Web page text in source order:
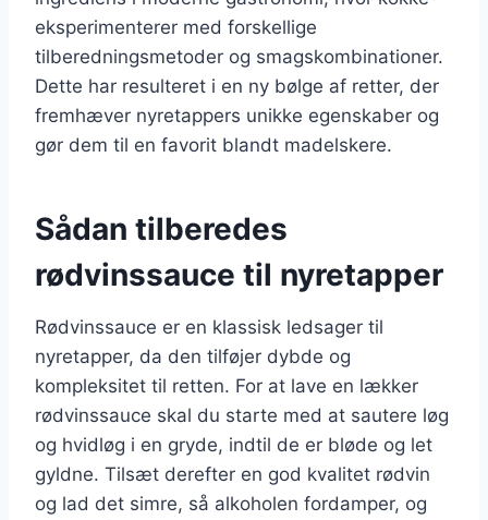
eksperimenterer med forskellige
tilberedningsmetoder og smagskombinationer.
Dette har resulteret i en ny bølge af retter, der
fremhæver nyretappers unikke egenskaber og
gør dem til en favorit blandt madelskere.
Sådan tilberedes
rødvinssauce til nyretapper
Rødvinssauce er en klassisk ledsager til
nyretapper, da den tilføjer dybde og
kompleksitet til retten. For at lave en lækker
rødvinssauce skal du starte med at sautere løg
og hvidløg i en gryde, indtil de er bløde og let
gyldne. Tilsæt derefter en god kvalitet rødvin
og lad det simre, så alkoholen fordamper, og